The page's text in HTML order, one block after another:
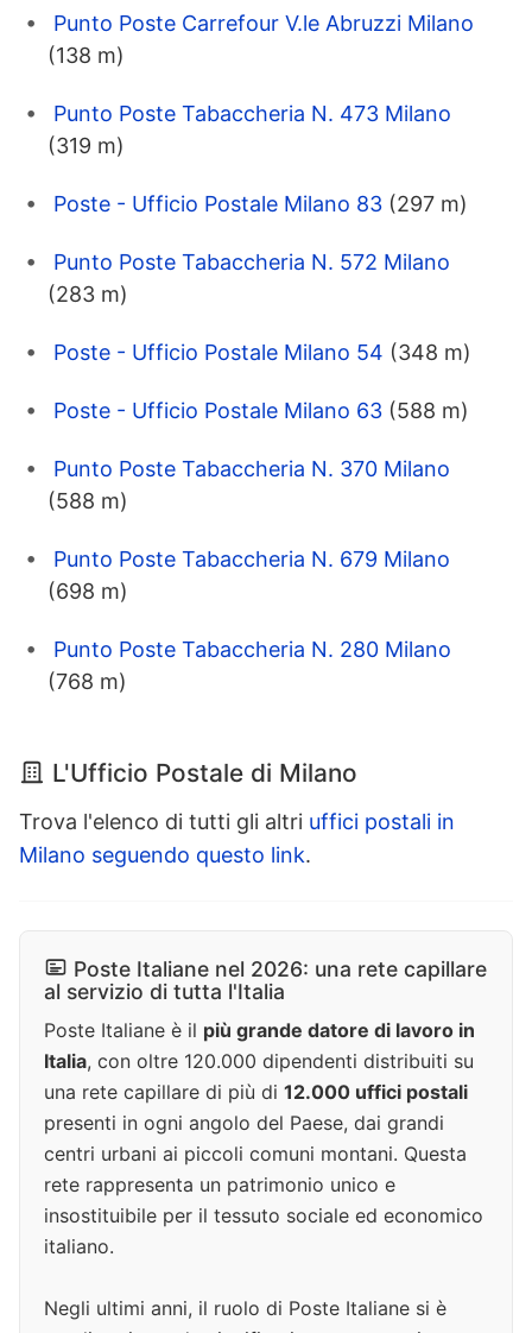
Punto Poste Carrefour V.le Abruzzi Milano
(138 m)
Punto Poste Tabaccheria N. 473 Milano
(319 m)
Poste - Ufficio Postale Milano 83 (297 m)
Punto Poste Tabaccheria N. 572 Milano
(283 m)
Poste - Ufficio Postale Milano 54 (348 m)
Poste - Ufficio Postale Milano 63 (588 m)
Punto Poste Tabaccheria N. 370 Milano
(588 m)
Punto Poste Tabaccheria N. 679 Milano
(698 m)
Punto Poste Tabaccheria N. 280 Milano
(768 m)
L'Ufficio Postale di Milano
Trova l'elenco di tutti gli altri uffici postali in
Milano seguendo questo link.
Poste Italiane nel 2026: una rete capillare
al servizio di tutta l'Italia
Poste Italiane è il più grande datore di lavoro in
Italia, con oltre 120.000 dipendenti distribuiti su
una rete capillare di più di 12.000 uffici postali
presenti in ogni angolo del Paese, dai grandi
centri urbani ai piccoli comuni montani. Questa
rete rappresenta un patrimonio unico e
insostituibile per il tessuto sociale ed economico
italiano.
Negli ultimi anni, il ruolo di Poste Italiane si è